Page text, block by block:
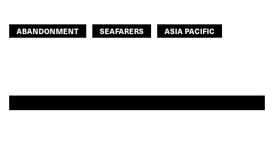
ABANDONMENT SEAFARERS ASIA PACIFIC